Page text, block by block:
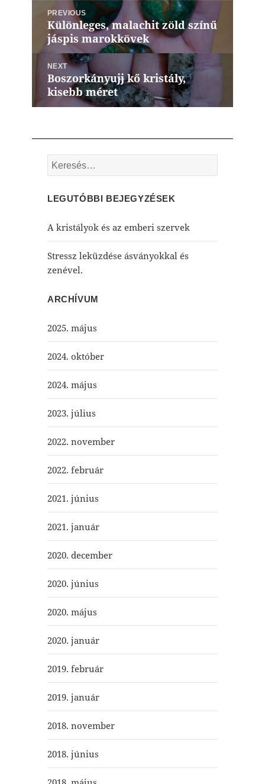
Bejegyzés
navigáció
PREVIOUS
Previous
post:
Különleges, malachit zöld színű
jáspis marokkövek
NEXT
Next
post:
Boszorkányujj kő kristály,
kisebb méret
Keresés:
LEGUTÓBBI BEJEGYZÉSEK
A kristályok és az emberi szervek
Stressz leküzdése ásványokkal és
zenével.
ARCHÍVUM
2025. május
2024. október
2024. május
2023. július
2022. november
2022. február
2021. június
2021. január
2020. december
2020. június
2020. május
2020. január
2019. február
2019. január
2018. november
2018. június